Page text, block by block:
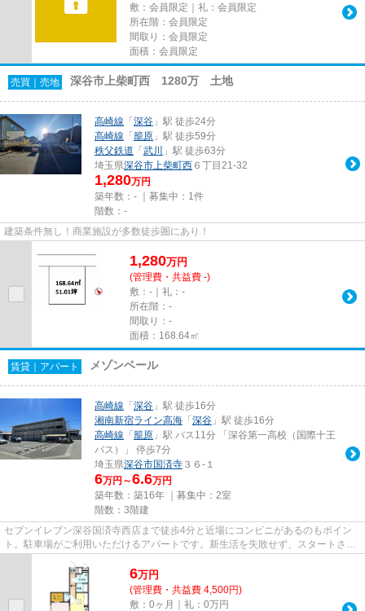
敷： 会員限定 ｜礼： 会員限定
所在階： 会員限定
間取り： 会員限定
面積： 会員限定
売買｜売地 深谷市上柴町西 1280万 土地
高崎線 「深谷 」駅 徒歩24分
高崎線 「籠原 」駅 徒歩59分
秩父鉄道 「武川
」駅 徒歩63分
埼玉県深谷市 上柴町西 ６丁目21-32
1,280万円
築年数：- ｜募集中： 1件
階数：-
建築条件無し！商業施設が多数徒歩圏にあり！
1,280万円
(管理費・共益費 -)
敷：-｜礼：-
所在階：-
間取り：-
面積：168.64㎡
賃貸｜アパート メゾンベール
高崎線 「深谷 」駅 徒歩16分
湘南新宿ライン高海 「深谷 」駅 徒歩16分
高崎線 「籠原 」駅 バス11分 「深谷第一高校（国際十王
バス）」 停歩7分
埼玉県深谷市国済寺 ３６-１
6万円～6.6万円
築年数：築16年 ｜募集中： 2室
階数：3階建
セブンイレブン深谷国済寺西店まで徒歩4分と近場にコンビニがあるのもポイン
ト。駐車場がご利用いただけるアパートです。新生活を失敗せず、スタートさせ
たいならこちらの「メゾンベー...
6万円
(管理費・共益費 4,500円)
敷：0ヶ月｜礼：0万円